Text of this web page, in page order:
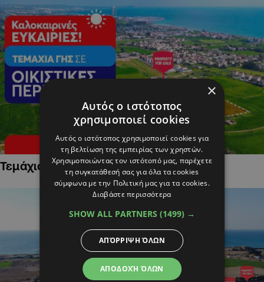
Τεμάχια Γης σε Οικιστικές Περιοχές
×
Αυτός ο ιστότοπος
χρησιμοποιεί cookies
Αυτός ο ιστότοπος χρησιμοποιεί cookies για
τη βελτίωση της εμπειρίας των χρηστών.
Χρησιμοποιώντας τον ιστότοπό μας, παρέχετε
τη συγκατάθεσή σας για όλα τα cookies
σύμφωνα με την Πολιτική μας για τα cookies.
Διαβάστε περισσότερα
SHOW ALL PARTNERS (1499) →
ΑΠΟΔΟΧΉ ΌΛΩΝ
ΑΠΌΡΡΙΨΗ ΌΛΩΝ